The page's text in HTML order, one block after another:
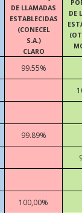
DE LLAMADAS
ESTABLECIDAS
(CONECEL
S.A.)
CLARO
DE
99.55%
99.89%
100,00%